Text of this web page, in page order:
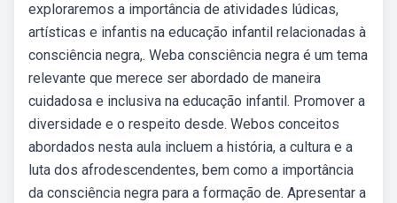
exploraremos a importância de atividades lúdicas,
artísticas e infantis na educação infantil relacionadas à
consciência negra,. Weba consciência negra é um tema
relevante que merece ser abordado de maneira
cuidadosa e inclusiva na educação infantil. Promover a
diversidade e o respeito desde. Webos conceitos
abordados nesta aula incluem a história, a cultura e a
luta dos afrodescendentes, bem como a importância
da consciência negra para a formação de. Apresentar a